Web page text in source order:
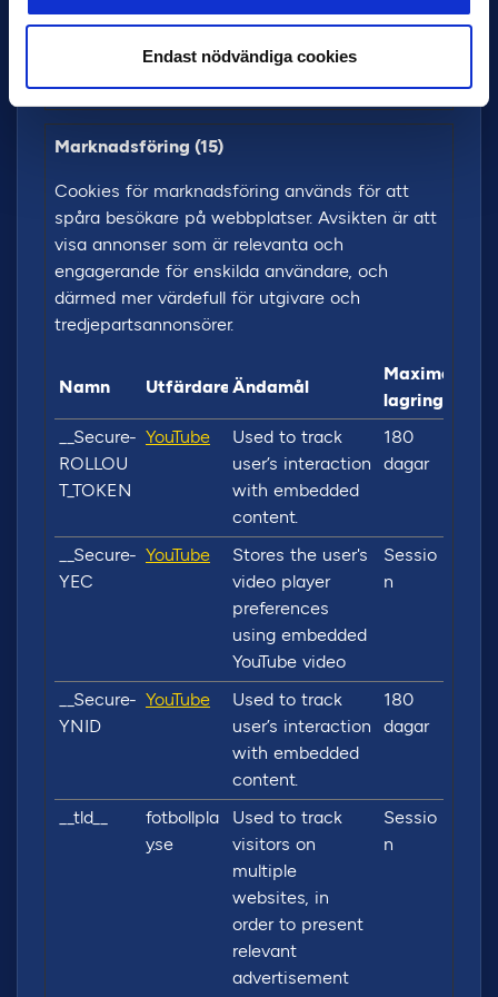
Endast nödvändiga cookies
internal analytics
operator.
Marknadsföring (15)
Cookies för marknadsföring används för att
spåra besökare på webbplatser. Avsikten är att
visa annonser som är relevanta och
engagerande för enskilda användare, och
därmed mer värdefull för utgivare och
tredjepartsannonsörer.
Namn Utfärdare Ändamål
Maximal
lagringstid
__Secure-
ROLLOU
T_TOKEN
YouTube
Used to track
user’s interaction
with embedded
content.
180
dagar
__Secure-
YEC
YouTube
Stores the user's
video player
preferences
using embedded
YouTube video
Sessio
n
__Secure-
YNID
YouTube
Used to track
user’s interaction
with embedded
content.
180
dagar
__tld__
fotbollpla
y.se
Used to track
visitors on
multiple
websites, in
order to present
relevant
advertisement
Sessio
n